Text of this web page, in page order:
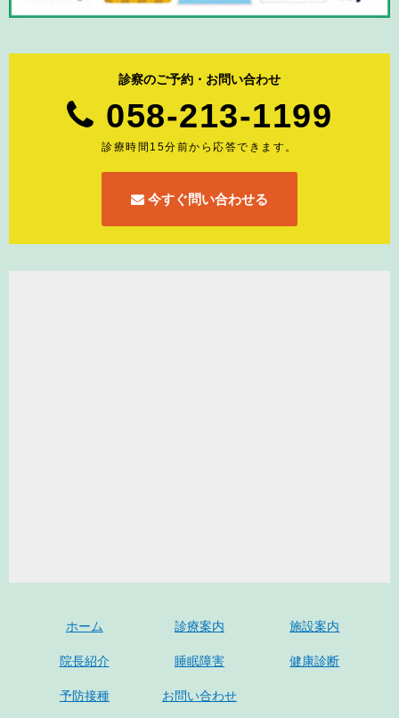
診察のご予約・お問い合わせ
058-213-1199
診療時間15分前から応答できます。
今すぐ問い合わせる
ホーム 診療案内 施設案内
院長紹介 睡眠障害 健康診断
予防接種 お問い合わせ